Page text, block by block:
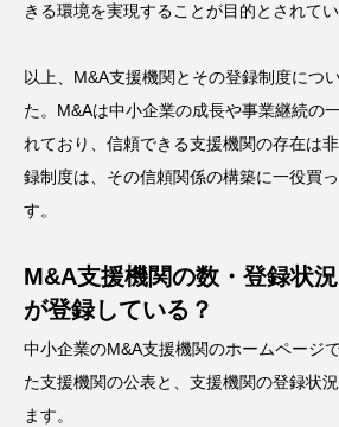
きる環境を実現することが目的とされてい
以上、M&A支援機関とその登録制度につ
た。M&Aは中小企業の成長や事業継続の
れており、信頼できる支援機関の存在は
録制度は、その信頼関係の構築に一役買
す。
M&A支援機関の数・登録状
が登録している？
中小企業のM&A支援機関のホームページ
た支援機関の公表と、支援機関の登録状
ます。